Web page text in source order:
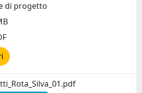
di progetto